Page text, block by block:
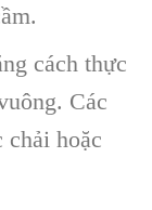
cách thực
Các
hoặc